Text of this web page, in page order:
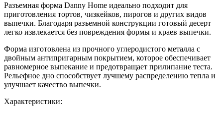
Разъемная форма Danny Home идеально подходит для
приготовления тортов, чизкейков, пирогов и других видов
выпечки. Благодаря разъемной конструкции готовый десерт
легко извлекается без повреждения формы и краев выпечки.
Форма изготовлена из прочного углеродистого металла с
двойным антипригарным покрытием, которое обеспечивает
равномерное выпекание и предотвращает прилипание теста.
Рельефное дно способствует лучшему распределению тепла и
улучшает качество выпечки.
Характеристики: